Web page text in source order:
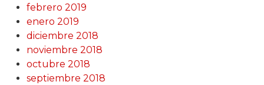
febrero 2019
enero 2019
diciembre 2018
noviembre 2018
octubre 2018
septiembre 2018